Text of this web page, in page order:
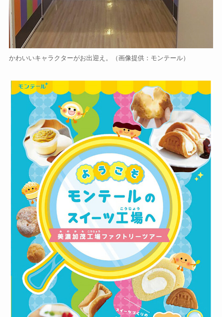
かわいいキャラクターがお出迎え。（画像提供：モンテール）